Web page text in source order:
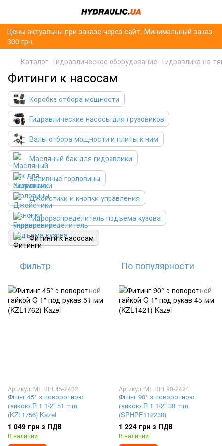
Цены актуальны при заказе через сайт. Минимальный заказ
300 грн.
Каталог Гидравлическое оборудование Гидравлика на
Фитинги к насосам
Коробка отбора мощности
Гидравлические насосы для грузовиков
Валы отбора мощности и плиты к ним
Масляный бак для гидравлики
Заливные горловины
Джойстики и кнопки управления
Гидрораспределитель подъема кузова
Фитинги к насосам
Фильтр По популярности
Артикул: MI_HPE45-2432
Фітінг 45° з поворотною
гайкою R 1 1/2″ 51 mm
(KZL1756) Kazel
1 049 грн з ПДВ
В наличии
Артикул: MI_HPE90-2424
Фітінг 90° з поворотною
гайкою R 1 1/2″ 38 mm
(SPHPE112238)
1 224 грн з ПДВ
В наличии